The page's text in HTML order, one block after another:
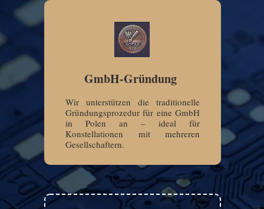
GmbH-Gründung
Wir unterstützen die traditionelle
Gründungsprozedur für eine GmbH
in Polen an – ideal für
Konstellationen mit mehreren
Gesellschaftern.